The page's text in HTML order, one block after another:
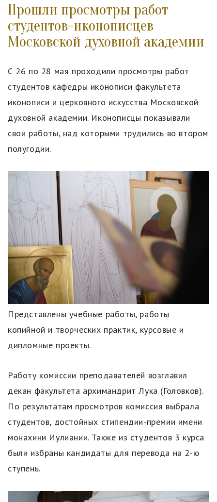
Прошли просмотры работ
студентов-иконописцев
Московской духовной академии
С 26 по 28 мая проходили просмотры работ
студентов кафедры иконописи факультета
иконописи и церковного искусства Московской
духовной академии. Иконописцы показывали
свои работы, над которыми трудились во втором
полугодии.
Представлены учебные работы, работы
копийной и творческих практик, курсовые и
дипломные проекты.
Работу комиссии преподавателей возглавил
декан факультета архимандрит Лука (Головков).
По результатам просмотров комиссия выбрала
студентов, достойных стипендии-премии имени
монахини Иулиании. Также из студентов 3 курса
были избраны кандидаты для перевода на 2-ю
ступень.